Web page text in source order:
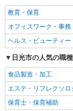
経験者・有資格者歓迎
女性活躍中
フリーター歓迎
ブランクOK
エルダー（50代～）活
高収入・高額
昇給あり
フルタイム歓迎
教育・保育
オフィスワーク・事務
ヘルス・ビューティー
日光市の人気の職
食品製造・加工
エステ・リフレクソロ
保育士・保育補助